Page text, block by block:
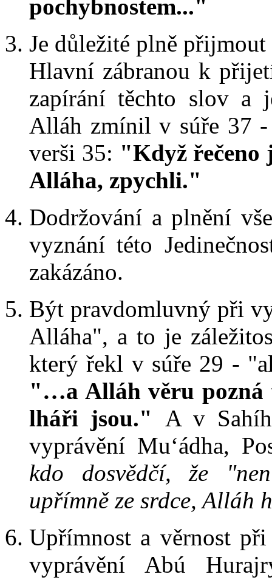
pochybnostem..."
Je důležité plně
Hlavní zábranou k
zapírání těchto slov a
Alláh zmínil v súře 37
verši 35: "Když řečeno
Alláha, zpychli."
Dodržování a plnění
vyznání této
zakázáno.
Být pravdomluvný při
Alláha", a to je
který řekl v súře 29 -
"…a Alláh věru pozná
lháři jsou." A v
vyprávění Mu‘ádha,
kdo dosvědčí, že
upřímně ze srdce, Alláh
Upřímnost a věrnost
vyprávění Abú